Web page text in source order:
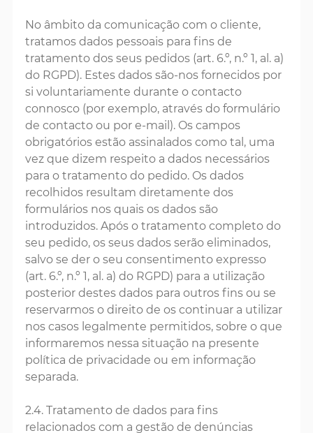
No âmbito da comunicação com o cliente,
tratamos dados pessoais para fins de
tratamento dos seus pedidos (art. 6.º, n.º 1, al. a)
do RGPD). Estes dados são-nos fornecidos por
si voluntariamente durante o contacto
connosco (por exemplo, através do formulário
de contacto ou por e-mail). Os campos
obrigatórios estão assinalados como tal, uma
vez que dizem respeito a dados necessários
para o tratamento do pedido. Os dados
recolhidos resultam diretamente dos
formulários nos quais os dados são
introduzidos. Após o tratamento completo do
seu pedido, os seus dados serão eliminados,
salvo se der o seu consentimento expresso
(art. 6.º, n.º 1, al. a) do RGPD) para a utilização
posterior destes dados para outros fins ou se
reservarmos o direito de os continuar a utilizar
nos casos legalmente permitidos, sobre o que
informaremos nessa situação na presente
política de privacidade ou em informação
separada.
2.4. Tratamento de dados para fins
relacionados com a gestão de denúncias